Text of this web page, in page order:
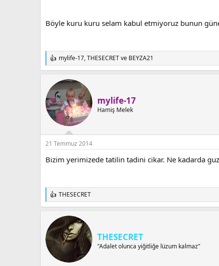
Böyle kuru kuru selam kabul etmiyoruz bunun
T
e
i
l
e
r
mylife-17,THESECRETve BEYZA21
mylife-17
Hamiş Melek
21 Temmuz 2014
Bizim yerimizede tatilin tadini cikar. Ne kadarda
T
e
i
l
r
THESECRET
THESECRET
"Adalet olunca yiğitliğe lüzum kalmaz"